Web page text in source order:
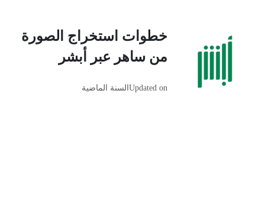
خطوات استخراج الصورة
من ساهر عبر أبشر
Updated onالسنة الماضية